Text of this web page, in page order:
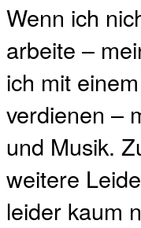
Wenn ich
arbeite –
ich mit
verdienen –
und Musik.
weitere
leider kaum